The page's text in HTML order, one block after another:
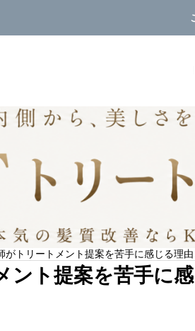
ニュ
美容室単価アップ
美容室の客単価アップにつな
の作り方｜選ばれる見せ方を
プルテキスト。
がトリートメント提案を苦手に感じる理
ント提案を苦手に